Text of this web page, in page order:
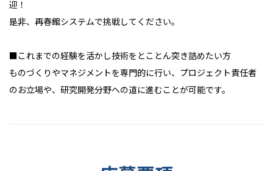
迎！
是非、再春館システムで挑戦してください。
■これまでの経験を活かし技術をとことん突き詰めたい方
ものづくりやマネジメントを専門的に行い、プロジェクト責任者
のお立場や、研究開発分野への道に進むことが可能です。